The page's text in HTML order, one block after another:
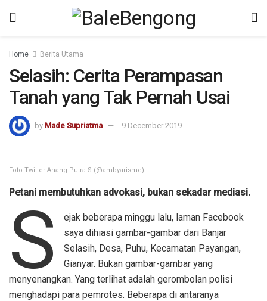
Home Berita Utama
Selasih: Cerita Perampasan
Tanah yang Tak Pernah Usai
by Made Supriatma 9 December 2019
Foto Twitter Anang Putra S (@ambyarisme)
Petani membutuhkan advokasi, bukan sekadar mediasi.
S
ejak beberapa minggu lalu, laman Facebook
saya dihiasi gambar-gambar dari Banjar
Selasih, Desa, Puhu, Kecamatan Payangan,
Gianyar. Bukan gambar-gambar yang
menyenangkan. Yang terlihat adalah gerombolan polisi
menghadapi para pemrotes. Beberapa di antaranya